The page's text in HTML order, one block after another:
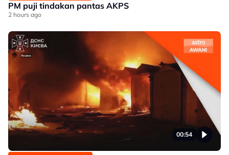
PM puji tindakan pantas AKPS
2 hours ago
00:54